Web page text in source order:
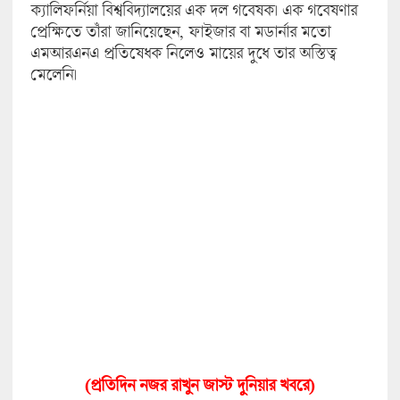
ক্যালিফর্নিয়া বিশ্ববিদ্যালয়ের এক দল গবেষক। এক গবেষণার
প্রেক্ষিতে তাঁরা জানিয়েছেন, ফাইজার বা মডার্নার মতো
এমআরএনএ প্রতিষেধক নিলেও মায়ের দুধে তার অস্তিত্ব
মেলেনি।
(প্রতিদিন নজর রাখুন জাস্ট দুনিয়ার খবরে)